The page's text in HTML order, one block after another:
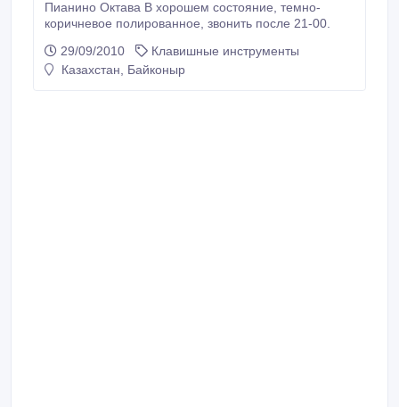
Пианино Октава В хорошем состояние, темно-
коричневое полированное, звонить после 21-00.
29/09/2010
Клавишные инструменты
Казахстан, Байконыр